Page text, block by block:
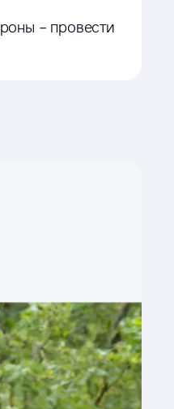
– провести